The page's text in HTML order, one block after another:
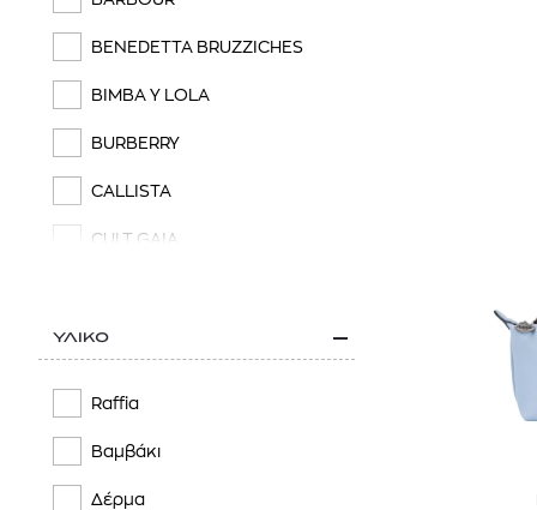
BENEDETTA BRUZZICHES
BIMBA Y LOLA
BURBERRY
CALLISTA
CULT GAIA
DRAGON DIFFUSION
ΥΛΙΚΟ
Raffia
Βαμβάκι
Δέρμα